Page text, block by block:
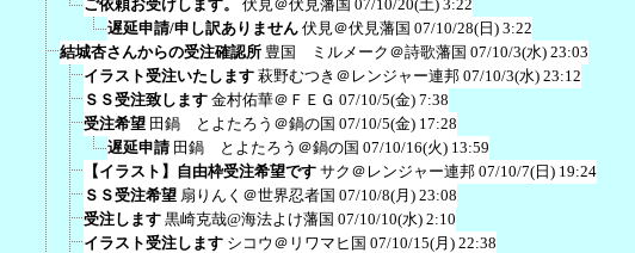
ご依頼お受けします。
伏見＠伏見藩国 07/10/20(土) 3:22
遅延申請/申し訳ありません 伏見＠伏見藩国 07/10/28(日) 3:22
結城杏さんからの受注確認所 豊国 ミルメーク＠詩歌藩国 07/10/3(水) 23:03
イラスト受注いたします 萩野むつき＠レンジャー連邦 07/10/3(水) 23:12
ＳＳ受注致します 金村佑華＠ＦＥＧ 07/10/5(金) 7:38
受注希望 田鍋 とよたろう＠鍋の国 07/10/5(金) 17:28
遅延申請 田鍋 とよたろう＠鍋の国 07/10/16(火) 13:59
【イラスト】自由枠受注希望です サク＠レンジャー連邦 07/10/7(日) 19:24
ＳＳ受注希望 扇りんく＠世界忍者国 07/10/8(月) 23:08
受注します 黒崎克哉@海法よけ藩国 07/10/10(水) 2:10
イラスト受注します シコウ＠リワマヒ国 07/10/15(月) 22:38